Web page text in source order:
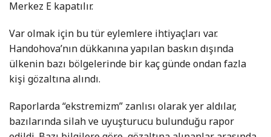
Merkez E kapatılır.
Var olmak için bu tür eylemlere ihtiyaçları var.
Handohova’nın dükkanına yapılan baskın dışında
ülkenin bazı bölgelerinde bir kaç günde ondan fazla
kişi gözaltına alındı.
Raporlarda “ekstremizm” zanlısı olarak yer aldılar,
bazılarında silah ve uyuşturucu bulunduğu rapor